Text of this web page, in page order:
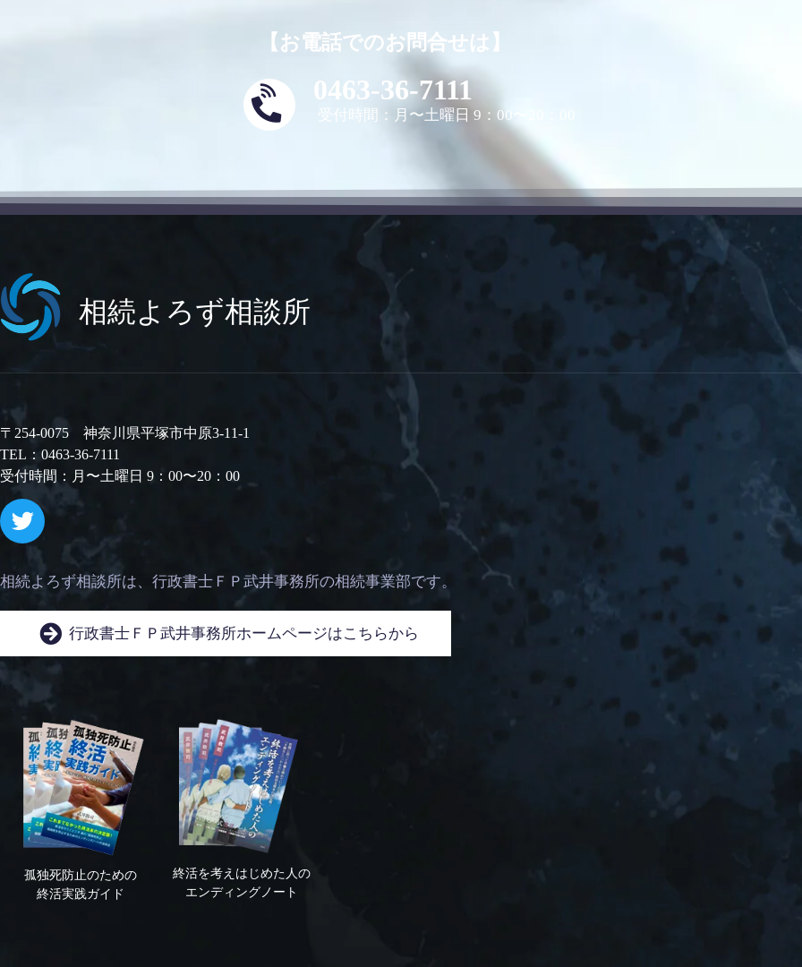
【お電話でのお問合せは】
0463-36-7111
受付時間：月〜土曜日 9：00〜20：00
相続よろず相談所
〒254-0075 神奈川県平塚市中原3-11-1
TEL：0463-36-7111
受付時間：月〜土曜日 9：00〜20：00
相続よろず相談所は、 行政書士ＦＰ武井事務所の相続事業部です。
行政書士ＦＰ武井事務所ホームページはこちらから
孤独死防止のための
終活実践ガイド
終活を考えはじめた人の
エンディングノート